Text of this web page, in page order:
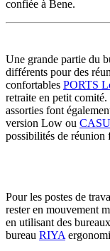
confiée à Bene.
Une grande partie du
différents pour des
confortables PORTS
retraite en petit comité.
assorties font
version Low ou
possibilités de réunion
Pour les postes de
rester en mouvement
en utilisant des
bureau RIYA